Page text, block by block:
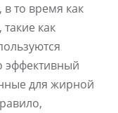
то время как
как
эффективный
для жирной